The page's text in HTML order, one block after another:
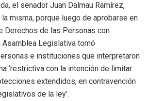
el senador Juan Dalmau Ramírez,
misma, porque luego de aprobarse en
Derechos de las Personas con
Asamblea Legislativa tomó
e instituciones que interpretaron
‘restrictiva con la intención de limitar
extendidos, en contravención
de la ley’.